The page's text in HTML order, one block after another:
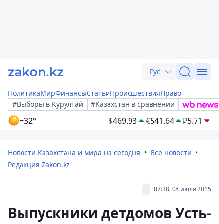
Рус
ПолитикаМирФинансыСтатьиПроисшествияПраво
#Выборы в Курултай
#Казахстан в сравнении
+32° $469.93 €541.64 ₽5.71
Новости Казахстана и мира на сегодня
Все новости
Редакция Zakon.kz
07:38, 08 июля 2015
Выпускники детдомов Усть-